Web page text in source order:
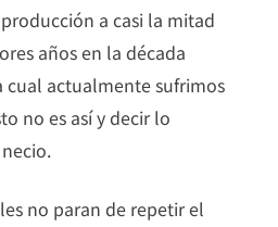
a casi la mitad
años en la década
cual actualmente sufrimos
no es así y decir lo
no paran de repetir el